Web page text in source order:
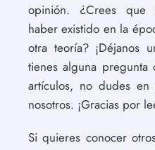
opinión. ¿Crees que
haber existido en la
otra teoría? ¡Déjanos
tienes alguna pregunta
artículos, no dudes
nosotros. ¡Gracias por
Si quieres conocer